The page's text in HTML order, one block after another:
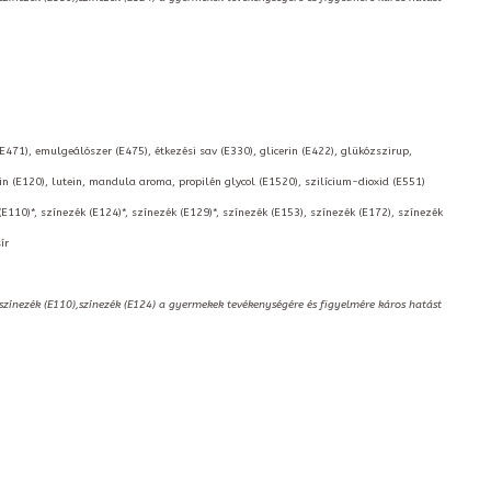
emulgeálószer (E475), étkezési sav (E330), glicerin (E422), glükózszirup,
(E120), lutein, mandula aroma, propilén glycol (E1520), szilícium-dioxid (E551)
színezék (E124)*, színezék (E129)*, színezék (E153), színezék (E172), színezék
(E110),színezék (E124) a gyermekek tevékenységére és figyelmére káros hatást